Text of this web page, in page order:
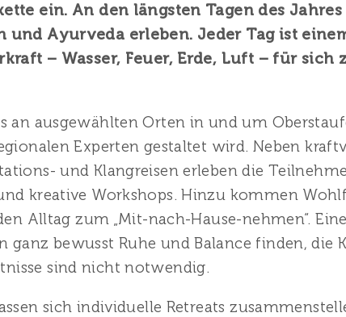
ein. An den längsten Tagen des
und Ayurveda erleben. Jeder Tag ist
– Wasser, Feuer, Erde, Luft – für sich
an ausgewählten Orten in und um
Experten gestaltet wird. Neben
und Klangreisen erleben die
kreative Workshops. Hinzu kommen
Alltag zum „Mit-nach-Hause-nehmen“.
ganz bewusst Ruhe und Balance finden,
sind nicht notwendig.
sich individuelle Retreats